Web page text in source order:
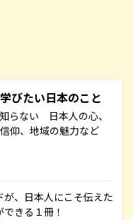
びたい日本のこと
らない 日本人の心、
仰、地域の魅力など
、日本人にこそ伝えた
きる１冊！